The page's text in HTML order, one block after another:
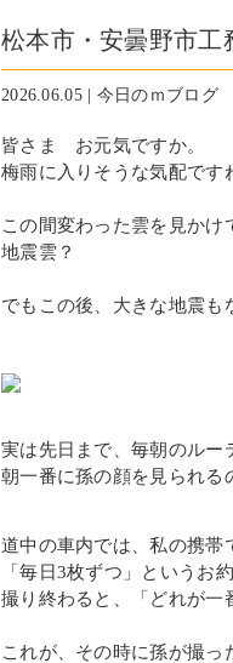
松本市・安曇野市
2026.06.05 | 今日のｍブログ
皆さま お元気ですか。
梅雨に入りそうな気配です
この間変わった雲を見かけ
地震雲？
でもこの後、大きな地震も
実は先日まで、毎朝のルー
朝一番に孫の顔を見られる
道中の車内では、私の携帯
「毎日3枚ずつ」というお約
撮り終わると、「どれが一
これが、その時に孫が撮っ